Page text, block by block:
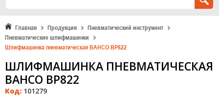
Главная Продукция
Пневматический инструмент
Пневматические шлифмашинки
Шлифмашинка пневматическая BAHCO BP822
ШЛИФМАШИНКА ПНЕВМАТИЧЕСКАЯ
BAHCO BP822
Код: 101279